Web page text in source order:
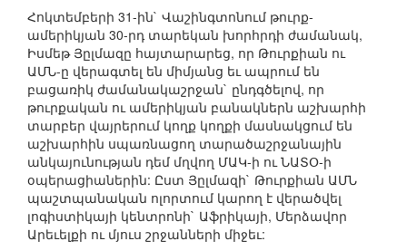
Հոկտեմբերի 31-ին` Վաշինգտոնում թուրք-
ամերիկյան 30-րդ տարեկան խորհրդի ժամանակ,
Իսմեթ Յըլմազը հայտարարեց, որ Թուրքիան ու
ԱՄՆ-ը վերագտել են միմյանց եւ ապրում են
բացառիկ ժամանակաշրջան` ընդգծելով, որ
թուրքական ու ամերիկյան բանակներն աշխարհի
տարբեր վայրերում կողք կողքի մասնակցում են
աշխարհին սպառնացող տարածաշրջանային
անկայունության դեմ մղվող ՄԱԿ-ի ու ՆԱՏՕ-ի
օպերացիաներին: Ըստ Յըլմազի` Թուրքիան ԱՄՆ
պաշտպանական ոլորտում կարող է վերածվել
լոգիստիկայի կենտրոնի` Աֆրիկայի, Մերձավոր
Արեւելքի ու մյուս շրջանների միջեւ: